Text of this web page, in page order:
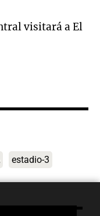
visitará a El
estadio-3